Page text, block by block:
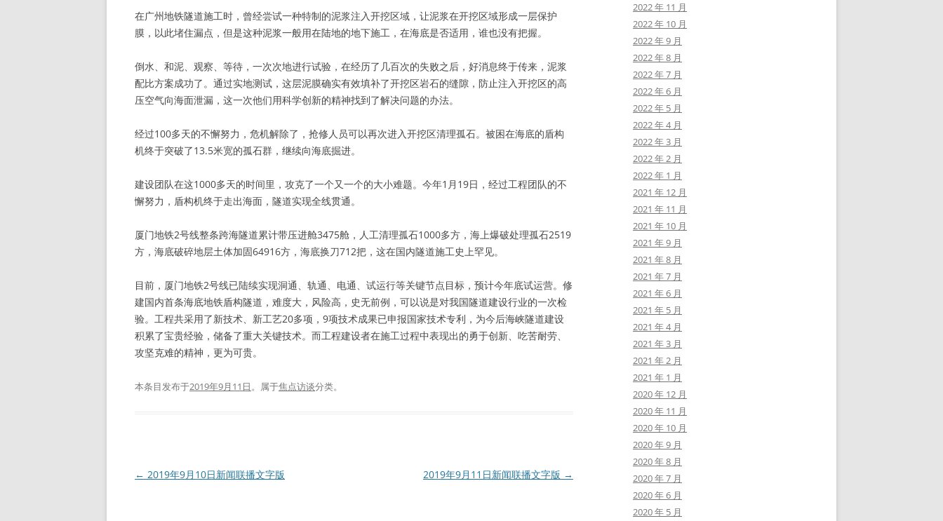
在广州地铁隧道施工时，曾经尝试一种特制的泥浆注入开挖区域，让泥浆在开挖区域形成一层保护
膜，以此堵住漏点，但是这种泥浆一般用在陆地的地下施工，在海底是否适用，谁也没有把握。
倒水、和泥、观察、等待，一次次地进行试验，在经历了几百次的失败之后，好消息终于传来，泥浆
配比方案成功了。通过实地测试，这层泥膜确实有效填补了开挖区岩石的缝隙，防止注入开挖区的高
压空气向海面泄漏，这一次他们用科学创新的精神找到了解决问题的办法。
经过100多天的不懈努力，危机解除了，抢修人员可以再次进入开挖区清理孤石。被困在海底的盾构
机终于突破了13.5米宽的孤石群，继续向海底掘进。
建设团队在这1000多天的时间里，攻克了一个又一个的大小难题。今年1月19日，经过工程团队的不
懈努力，盾构机终于走出海面，隧道实现全线贯通。
厦门地铁2号线整条跨海隧道累计带压进舱3475舱，人工清理孤石1000多方，海上爆破处理孤石2519
方，海底破碎地层土体加固64916方，海底换刀712把，这在国内隧道施工史上罕见。
目前，厦门地铁2号线已陆续实现洞通、轨通、电通、试运行等关键节点目标，预计今年底试运营。修
建国内首条海底地铁盾构隧道，难度大，风险高，史无前例，可以说是对我国隧道建设行业的一次检
验。工程共采用了新技术、新工艺20多项，9项技术成果已申报国家技术专利，为今后海峡隧道建设
积累了宝贵经验，储备了重大关键技术。而工程建设者在施工过程中表现出的勇于创新、吃苦耐劳、
攻坚克难的精神，更为可贵。
本条目发布于2019年9月11日。属于焦点访谈分类。
文
← 2019年9月10日新闻联播文字版 2019年9月11日新闻联播文字版 →
2022 年 11 月
2022 年 10 月
2022 年 9 月
2022 年 8 月
2022 年 7 月
2022 年 6 月
2022 年 5 月
2022 年 4 月
2022 年 3 月
2022 年 2 月
2022 年 1 月
2021 年 12 月
2021 年 11 月
2021 年 10 月
2021 年 9 月
2021 年 8 月
2021 年 7 月
2021 年 6 月
2021 年 5 月
2021 年 4 月
2021 年 3 月
2021 年 2 月
2021 年 1 月
2020 年 12 月
2020 年 11 月
2020 年 10 月
2020 年 9 月
2020 年 8 月
2020 年 7 月
2020 年 6 月
2020 年 5 月